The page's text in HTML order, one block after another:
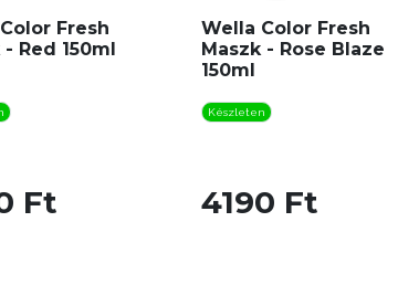
Fresh
- Red 150ml
Ft
Wella Color Fresh
Maszk - Rose Blaze
150ml
Készleten
4190 Ft